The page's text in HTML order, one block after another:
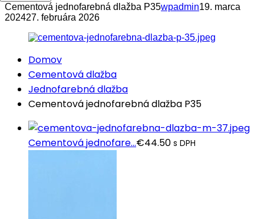
Cementová jednofarebná dlažba P35wpadmin19. marca
202427. februára 2026
Domov
Cementová dlažba
Jednofarebná dlažba
Cementová jednofarebná dlažba P35
Cementová jednofare...€44.50 s DPH